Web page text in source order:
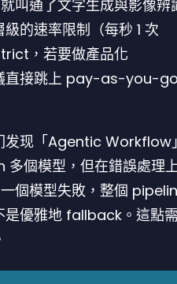
叫通了文字生成與影像辨
的速率限制（每秒 1 次
，若要做產品化
直接跳上 pay-as-you-
发现「Agentic Workflow
多個模型，但在錯誤處理
個模型失敗，整個
是優雅地 fallback。這點